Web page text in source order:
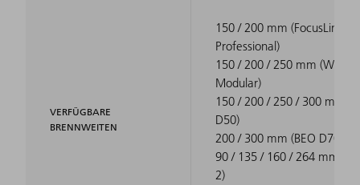
VERFÜGBARE
BRENNWEITEN
150 / 200 mm (FocusLine
Professional)
150 / 200 / 250 mm
Modular)
150 / 200 / 250 / 300 mm
D50)
200 / 300 mm (BEO D70)
90 / 135 / 160 / 264 mm
2)